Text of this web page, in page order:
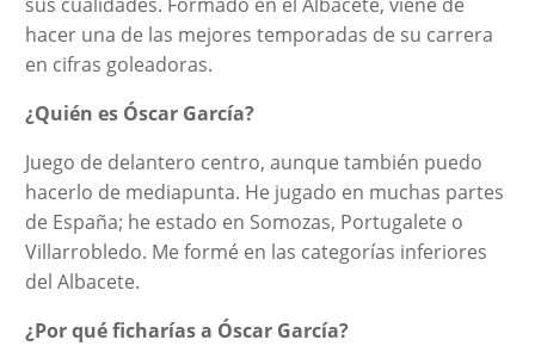
hacer una de las mejores temporadas de su carrera
en cifras goleadoras.
¿Quién es Óscar García?
Juego de delantero centro, aunque también puedo
hacerlo de mediapunta. He jugado en muchas partes
de España; he estado en Somozas, Portugalete o
Villarrobledo. Me formé en las categorías inferiores
del Albacete.
¿Por qué ficharías a Óscar García?